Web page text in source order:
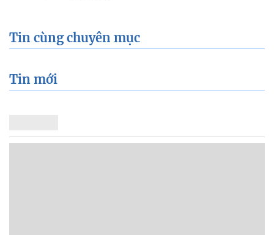
Tin cùng chuyên mục
Tin mới